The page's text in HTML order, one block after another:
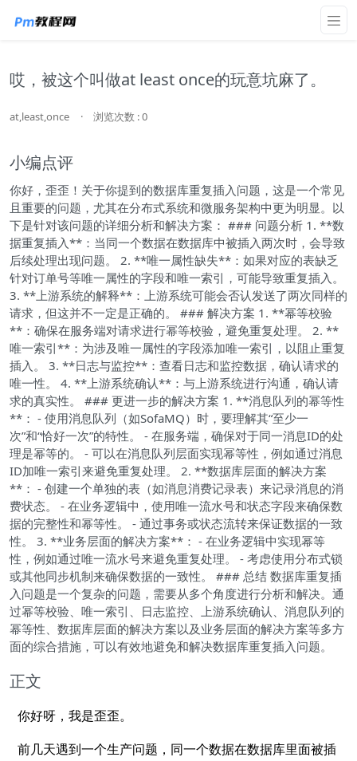
哎，被这个叫做at least once的玩意坑麻了。
at,least,once · 浏览次数 : 0
小编点评
你好，歪歪！关于你提到的数据库重复插入问题，这是一个常见
且重要的问题，尤其在分布式系统和微服务架构中更为明显。以
下是针对该问题的详细分析和解决方案： ### 问题分析 1. **数
据重复插入**：当同一个数据在数据库中被插入两次时，会导致
后续处理出现问题。 2. **唯一属性缺失**：如果对应的表缺乏
针对订单号等唯一属性的字段和唯一索引，可能导致重复插入。
3. **上游系统的解释**：上游系统可能会否认发送了两次同样的
请求，但这并不一定是正确的。 ### 解决方案 1. **幂等校验
**：确保在服务端对请求进行幂等校验，避免重复处理。 2. **
唯一索引**：为涉及唯一属性的字段添加唯一索引，以阻止重复
插入。 3. **日志与监控**：查看日志和监控数据，确认请求的
唯一性。 4. **上游系统确认**：与上游系统进行沟通，确认请
求的真实性。 ### 更进一步的解决方案 1. **消息队列的幂等性
**： - 使用消息队列（如SofaMQ）时，要理解其“至少一
次”和“恰好一次”的特性。 - 在服务端，确保对于同一消息ID的处
理是幂等的。 - 可以在消息队列层面实现幂等性，例如通过消息
ID加唯一索引来避免重复处理。 2. **数据库层面的解决方案
**： - 创建一个单独的表（如消息消费记录表）来记录消息的消
费状态。 - 在业务逻辑中，使用唯一流水号和状态字段来确保数
据的完整性和幂等性。 - 通过事务或状态流转来保证数据的一致
性。 3. **业务层面的解决方案**： - 在业务逻辑中实现幂等
性，例如通过唯一流水号来避免重复处理。 - 考虑使用分布式锁
或其他同步机制来确保数据的一致性。 ### 总结 数据库重复插
入问题是一个复杂的问题，需要从多个角度进行分析和解决。通
过幂等校验、唯一索引、日志监控、上游系统确认、消息队列的
幂等性、数据库层面的解决方案以及业务层面的解决方案等多方
面的综合措施，可以有效地避免和解决数据库重复插入问题。
正文
你好呀，我是歪歪。
前几天遇到一个生产问题，同一个数据在数据库里面被插